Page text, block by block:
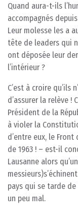
Quand aura-t-ils
accompagnés
Leur molesse les a
tête de leaders qui
ont déposée leur
l’intérieur ?
C’est à croire qu’ils
d’assurer la relève !
Président de la
à violer la
d’entre eux, le
de 1963 ! – est-il
Lausanne alors
pays qui se tarde
un peu mal.